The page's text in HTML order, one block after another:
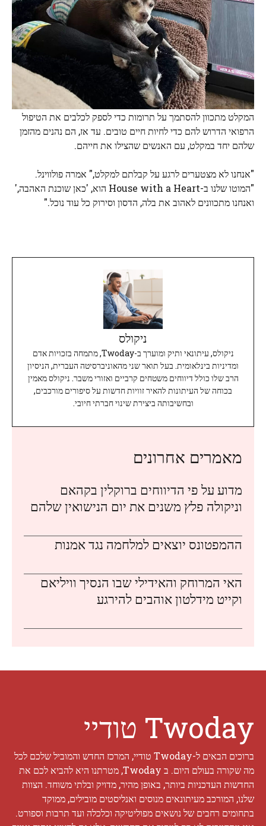
המקלט מתכוון להסתמך על תרומות כדי לספק לכלבים את הטיפול
הרפואי הדרוש להם כדי לחיות חיים טובים. עד אז, הם נהנים מהזמן
שלהם יחד במקלט, עם האנשים שהצילו את חייהם.
"אנחנו לא מצטערים לרגע על קבלתם למקלט," אמרה פולווינל.
"המוטו שלנו ב-House with a Heart הוא, 'כאן שוכנת האהבה,'
ואנחנו מתכוונים לאהוב את בלה, הדסון וסירוק כל עוד נוכל."
ניקולס
ניקולס, עיתונאי ותיק ומוערך ב-Twoday, מתמחה בזכויות אדם
ומדיניות בינלאומית. בעל תואר שני מהאוניברסיטה העברית, הניסיון
הרב שלו כולל דיווחים משטחים קרביים ואזורי משבר. ניקולס מאמין
בכוחה של העיתונות להאיר זוויות חדשות על סיפורים מורכבים,
ובחשיבותה ביצירת שינוי חברתי חיובי.
מאמרים אחרונים
מדוע על פי הדיווחים ברוקלין בקהאם
וניקולה פלץ משנים את יום הנישואין שלהם
ההמפטונס יוצאים למלחמה נגד אמנות
האי המרוחק והאידילי שבו הנסיך וויליאם
וקייט מידלטון אוהבים להירגע
Twoday טודיי
ברוכים הבאים ל-Twoday טודיי, המרכז החדש והמוביל שלכם לכל
מה שקורה בעולם היום. ב Twoday, מטרתנו היא להביא לכם את
החדשות העדכניות ביותר, באופן מהיר, מדויק ובלתי משוחד. הצוות
שלנו, המורכב מעיתונאים מנוסים ואנליסטים מובילים, ממוקד
בתחומים רחבים של נושאים מפוליטיקה וכלכלה ועד תרבות וספורט.